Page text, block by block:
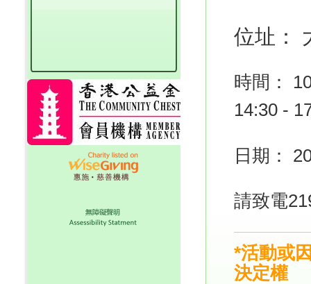
位址：
時
14:30 -
日期：
請致電
*活動或
決定權